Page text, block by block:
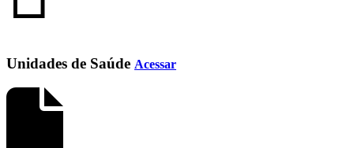
Unidades de Saúde Acessar